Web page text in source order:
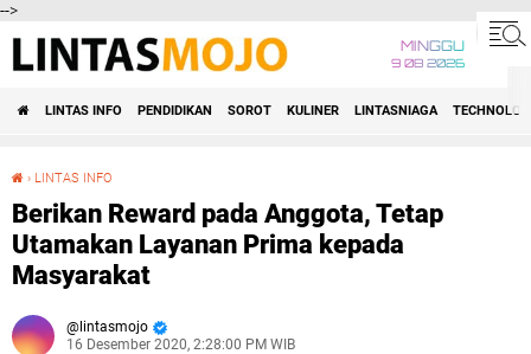
-->
MINGGU
9 08 2026
LINTAS INFO PENDIDIKAN SOROT KULINER LINTASNIAGA
› LINTAS INFO
Berikan Reward pada Anggota, Tetap
Utamakan Layanan Prima kepada
Masyarakat
lintasmojo
16 Desember 2020, 2:28:00 PM WIB